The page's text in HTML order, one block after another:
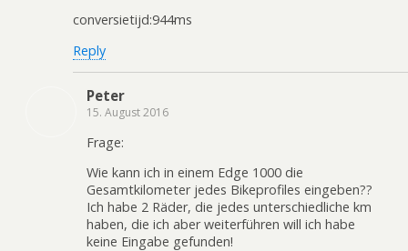
conversietijd:944ms
Reply
Peter
15. August 2016
Frage:
Wie kann ich in einem Edge 1000 die
Gesamtkilometer jedes Bikeprofiles eingeben??
Ich habe 2 Räder, die jedes unterschiedliche km
haben, die ich aber weiterführen will ich habe
keine Eingabe gefunden!